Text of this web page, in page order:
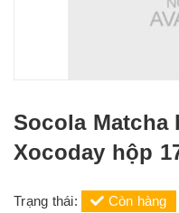
Socola Matcha
Xocoday hộp
Trạng thái: Còn hàng